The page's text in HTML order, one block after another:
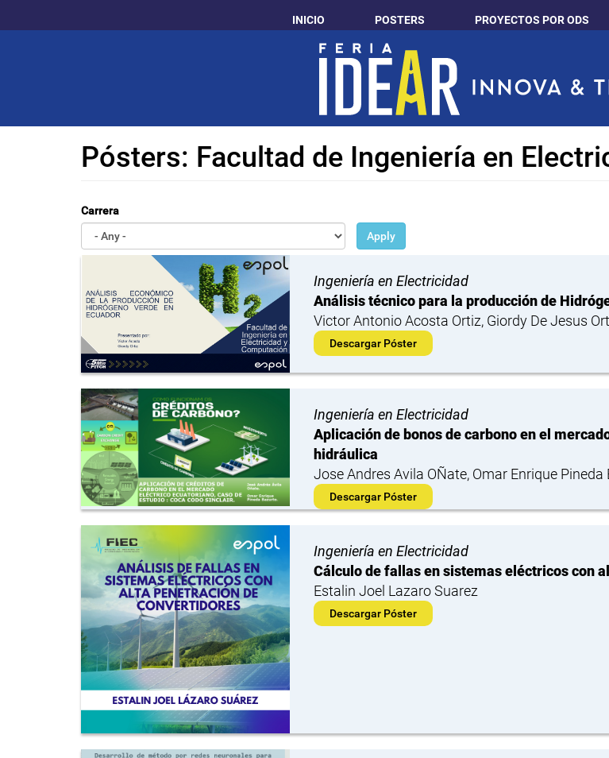
INICIO POSTERS PROYECTOS POR ODS
Pósters: Facultad de Ingeniería en
Carrera
Apply
Ingeniería en Electricidad
Análisis técnico para la producción de
Victor Antonio Acosta Ortiz, Giordy De Jesus
Descargar Póster
Ingeniería en Electricidad
Aplicación de bonos de carbono en el
hidráulica
Jose Andres Avila OÑate, Omar Enrique Pineda
Descargar Póster
Ingeniería en Electricidad
Cálculo de fallas en sistemas eléctricos con
Estalin Joel Lazaro Suarez
Descargar Póster